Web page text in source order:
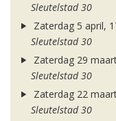
Sleutelstad 30
Zaterdag 5 april,
Sleutelstad 30
Zaterdag 29
Sleutelstad 30
Zaterdag 22
Sleutelstad 30